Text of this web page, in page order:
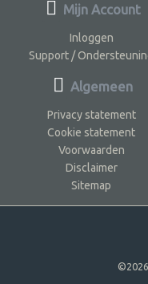
Mijn Account
Inloggen
Support /
Algemeen
Privacy statement
Cookie statement
Voorwaarden
Disclaimer
Sitemap